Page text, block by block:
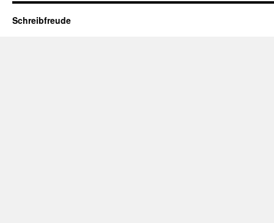
Schreibfreude